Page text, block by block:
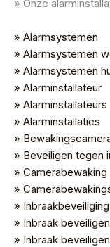
» Onze
» Alarmsystemen
» Alarmsystemen
» Alarmsystemen
» Alarminstallateur
» Alarminstallateurs
» Alarminstallaties
»
» Beveiligen tegen
» Camerabewaking
»
» Inbraakbeveiliging
» Inbraak
» Inbraak